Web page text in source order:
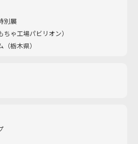
別展
ゃ工場パビリオン）​
栃木県）